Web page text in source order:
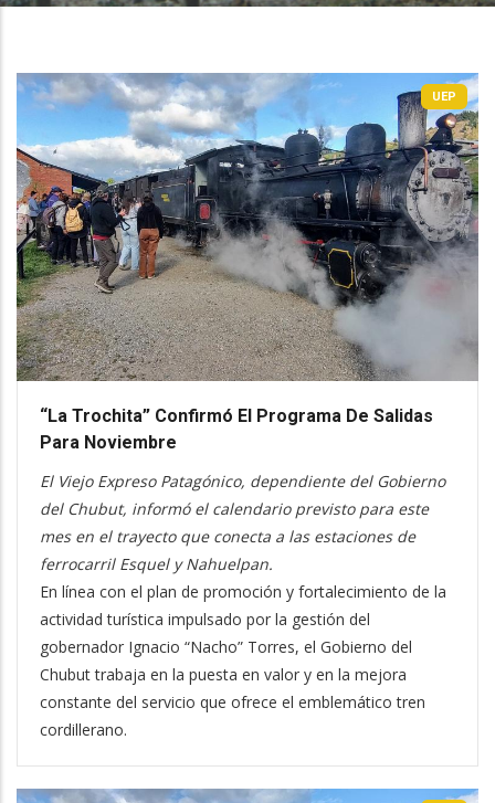
UEP
“La Trochita” Confirmó El Programa De Salidas
Para Noviembre
El Viejo Expreso Patagónico, dependiente del Gobierno
del Chubut, informó el calendario previsto para este
mes en el trayecto que conecta a las estaciones de
ferrocarril Esquel y Nahuelpan.
En línea con el plan de promoción y fortalecimiento de la
actividad turística impulsado por la gestión del
gobernador Ignacio “Nacho” Torres, el Gobierno del
Chubut trabaja en la puesta en valor y en la mejora
constante del servicio que ofrece el emblemático tren
cordillerano.